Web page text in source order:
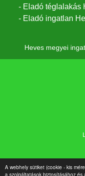
A webhely sütiket (cookie - kis
a szolgáltatások biztosításához és
- Eladó téglalakás
- Eladó ingatlan
Heves megyei
Copyright © 2021.Vár-